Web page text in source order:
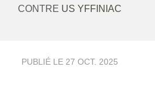
CONTRE US YFFINIAC
PUBLIÉ LE 27 OCT. 2025